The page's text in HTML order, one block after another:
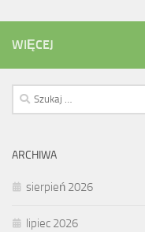
WIĘCEJ
Szukaj:
ARCHIWA
sierpień 2026
lipiec 2026